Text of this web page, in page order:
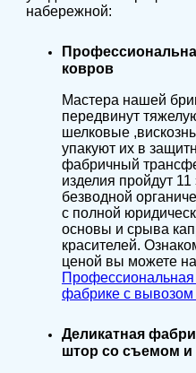
набережной:
ковров
Мастера нашей
передвинут
шелковые
упакуют их в
фабричный
изделия пройдут
безводной
с полной
основы и срыва
красителей.
ценой вы можете
Профессиональная
фабрике с вывозом
Деликатная
штор со съемом и